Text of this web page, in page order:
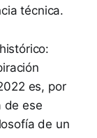
técnica.
es, por
de ese
de un